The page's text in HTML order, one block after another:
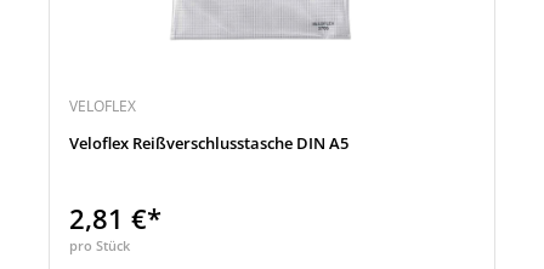
VELOFLEX
Veloflex Reißverschlusstasche DIN A5
2,81 €*
pro Stück